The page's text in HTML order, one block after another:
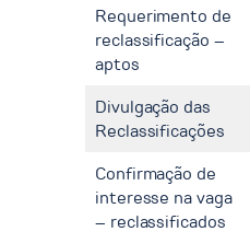
Requerimento de
reclassificação –
aptos
Divulgação das
Reclassificações
Confirmação de
interesse na vaga
– reclassificados